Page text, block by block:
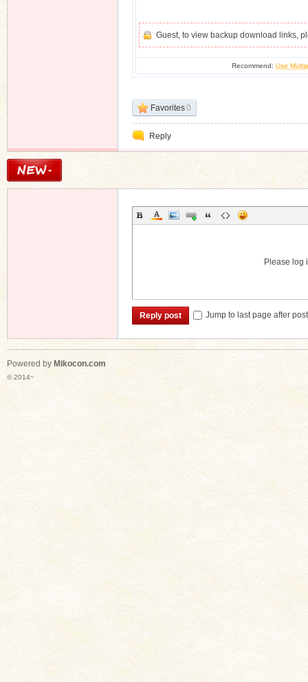
Guest, to view backup download links,
Recommend:Use
Favorites0
Reply
Please log
Reply post Jump to last page after
Powered by Mikocon.com
© 2014~